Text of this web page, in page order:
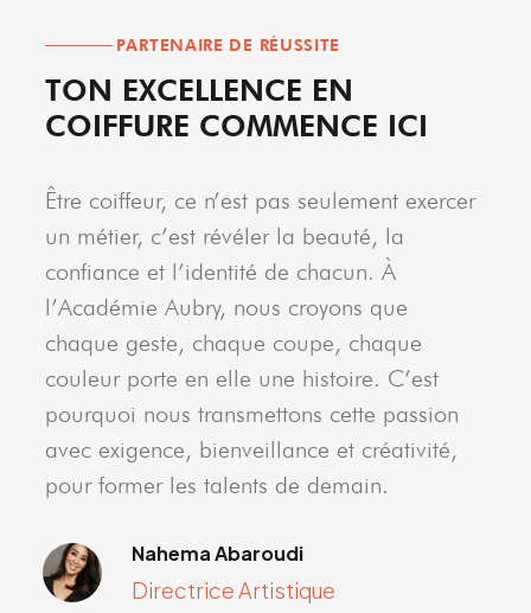
PARTENAIRE DE RÉUSSITE
TON EXCELLENCE EN
COIFFURE COMMENCE ICI
Être coiffeur, ce n’est pas seulement exercer
un métier, c’est révéler la beauté, la
confiance et l’identité de chacun. À
l’Académie Aubry, nous croyons que
chaque geste, chaque coupe, chaque
couleur porte en elle une histoire. C’est
pourquoi nous transmettons cette passion
avec exigence, bienveillance et créativité,
pour former les talents de demain.
Nahema Abaroudi
Directrice Artistique